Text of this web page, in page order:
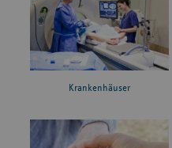
Krankenhäuser